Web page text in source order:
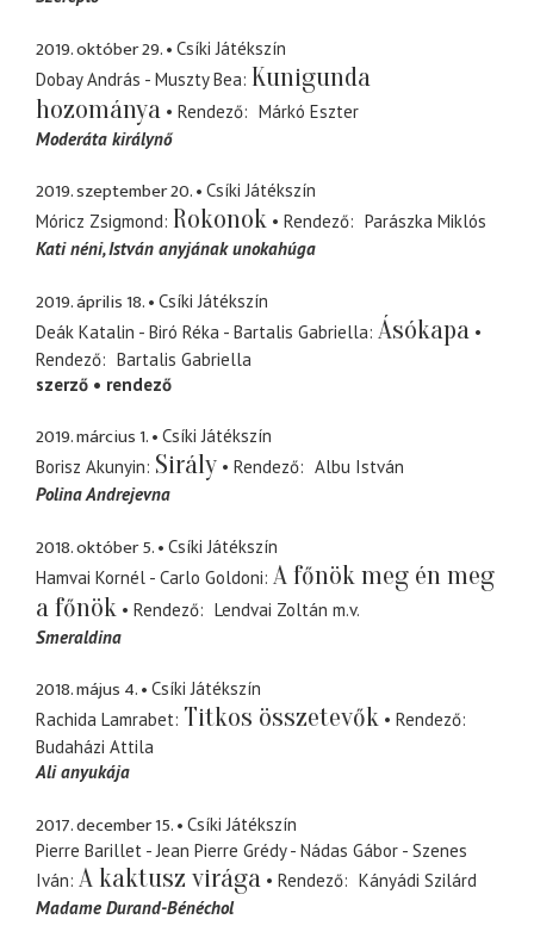
2019. október 29.
Csíki Játékszín
Dobay András - Muszty Bea Kunigunda
hozománya
Rendező
Márkó Eszter
Moderáta királynő
2019. szeptember 20.
Csíki Játékszín
Móricz Zsigmond Rokonok Rendező
Parászka Miklós
Kati néni István anyjának unokahúga
2019. április 18.
Csíki Játékszín
Deák Katalin - Biró Réka - Bartalis Gabriella Ásókapa
Rendező
Bartalis Gabriella
szerző
rendező
2019. március 1.
Csíki Játékszín
Borisz Akunyin Sirály Rendező
Albu István
Polina Andrejevna
2018. október 5.
Csíki Játékszín
Hamvai Kornél - Carlo Goldoni A főnök meg én meg
a főnök
Rendező Lendvai Zoltán m.v.
Smeraldina
2018. május 4.
Csíki Játékszín
Rachida Lamrabet Titkos összetevők
Rendező
Budaházi Attila
Ali anyukája
2017. december 15.
Csíki Játékszín
Pierre Barillet - Jean Pierre Grédy - Nádas Gábor - Szenes
Iván A kaktusz virága Rendező
Kányádi Szilárd
Madame Durand-Bénéchol